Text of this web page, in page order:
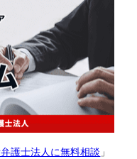
護士法人に無料相談 」